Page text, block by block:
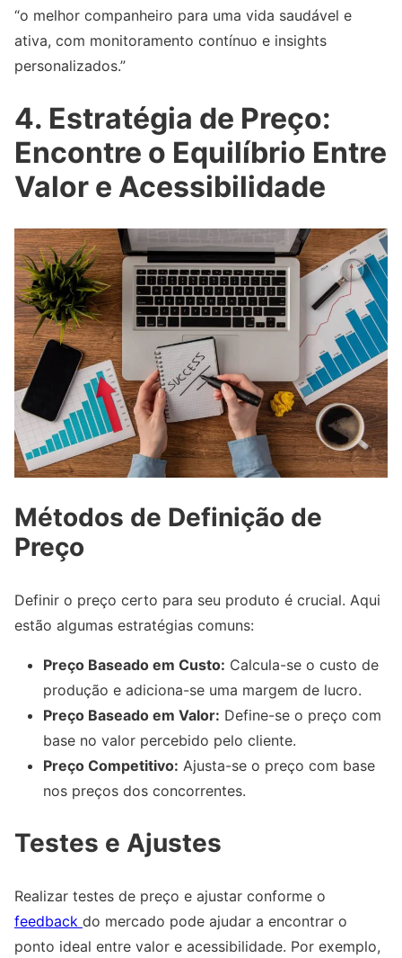
“o melhor companheiro para uma vida saudável e
ativa, com monitoramento contínuo e insights
personalizados.”
4. Estratégia de Preço:
Encontre o Equilíbrio Entre
Valor e Acessibilidade
Métodos de Definição de
Preço
Definir o preço certo para seu produto é crucial. Aqui
estão algumas estratégias comuns:
Preço Baseado em Custo: Calcula-se o custo de
produção e adiciona-se uma margem de lucro.
Preço Baseado em Valor: Define-se o preço com
base no valor percebido pelo cliente.
Preço Competitivo: Ajusta-se o preço com base
nos preços dos concorrentes.
Testes e Ajustes
Realizar testes de preço e ajustar conforme o
feedback do mercado pode ajudar a encontrar o
ponto ideal entre valor e acessibilidade. Por exemplo,